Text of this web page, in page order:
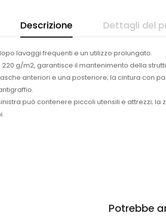
Descrizione Dettagli del
lavaggi frequenti e un utilizzo prolungato.
220 g/m2, garantisce il mantenimento della
anteriori e una posteriore; la cintura con
può contenere piccoli utensili e attrezzi;
Potrebbe